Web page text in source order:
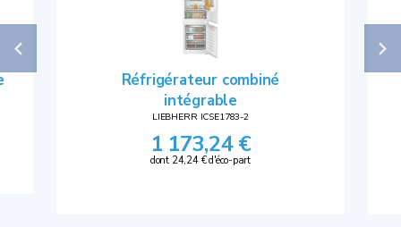
Réfrigérateur combiné
intégrable
LIEBHERR ICSE1783-2
1 173,24 €
dont 24,24 € d'éco-part